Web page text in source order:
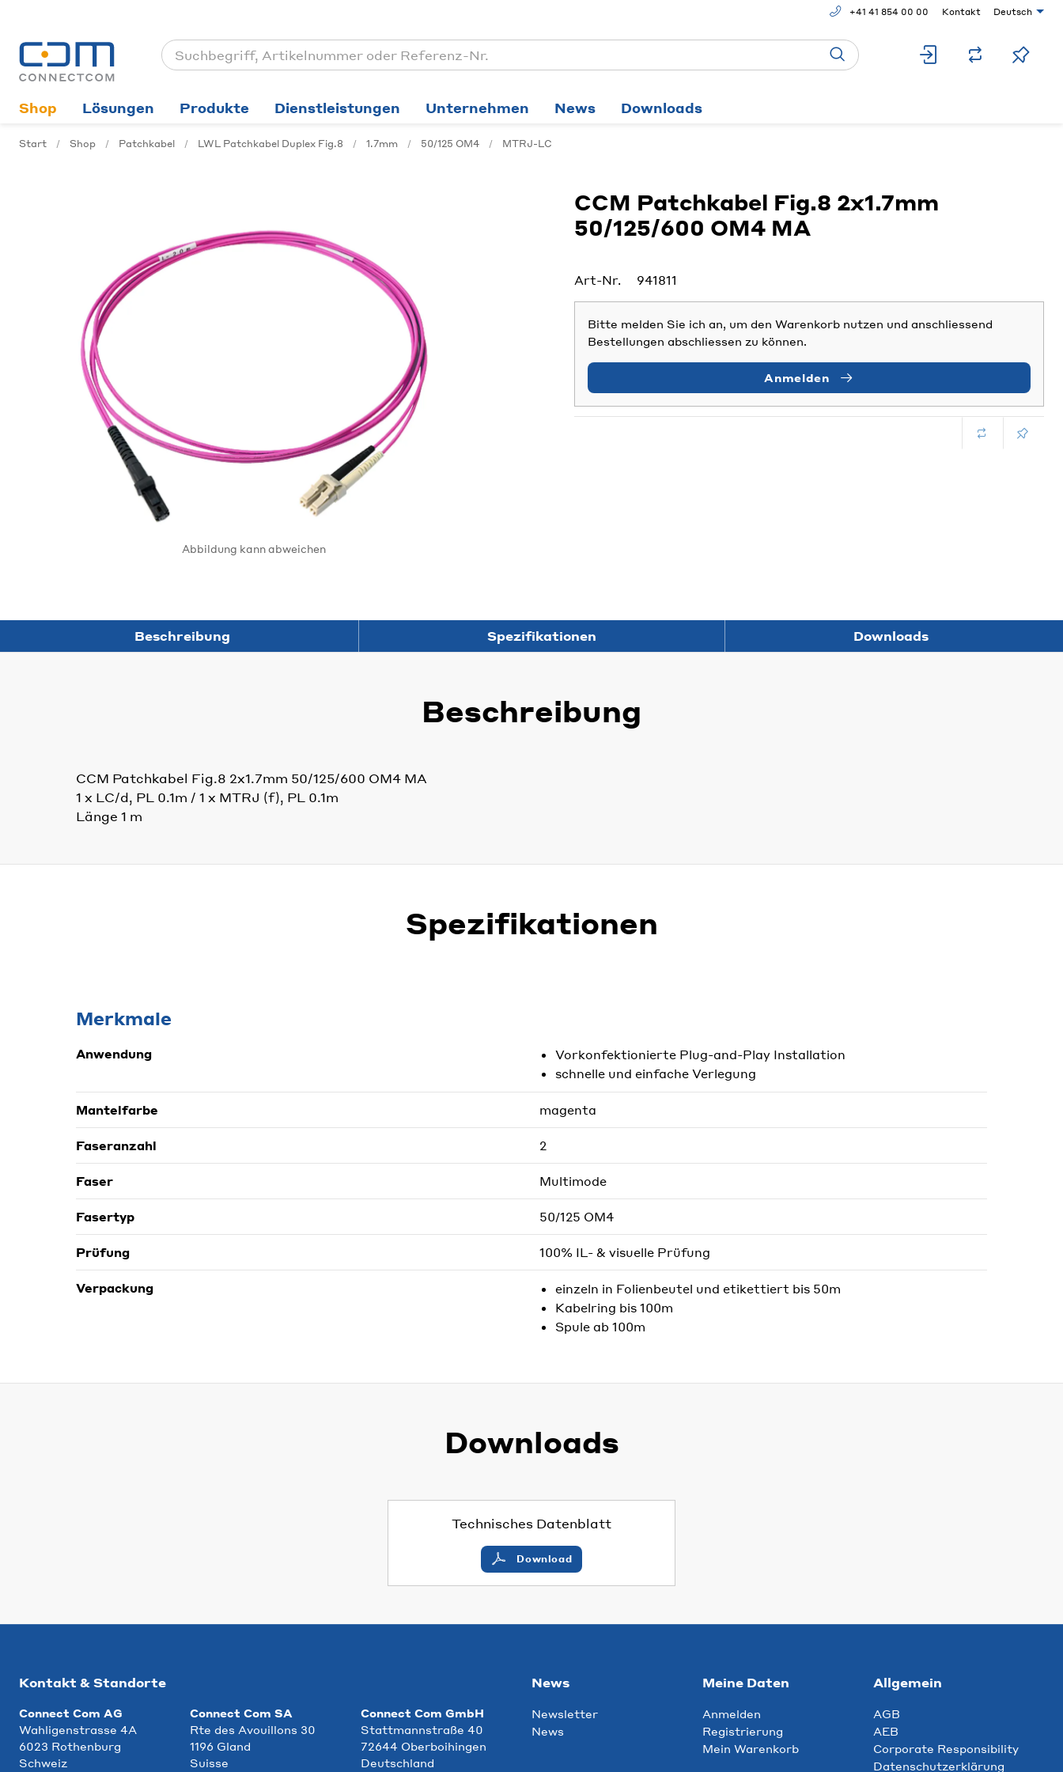
+41 41 854 00 00 Kontakt Deutsch
Shop Lösungen Produkte Dienstleistungen Unternehmen News Downloads
Start Shop Patchkabel LWL Patchkabel Duplex Fig.8 1.7mm 50/125 OM4 MTRJ-LC
Abbildung kann abweichen
CCM Patchkabel Fig.8 2x1.7mm
50/125/600 OM4 MA
Bitte melden Sie ich an, um den Warenkorb nutzen und anschliessend
Bestellungen abschliessen zu können.
Anmelden
Art-Nr. 941811
Beschreibung Spezifikationen Downloads
Beschreibung
CCM Patchkabel Fig.8 2x1.7mm 50/125/600 OM4 MA
1 x LC/d, PL 0.1m / 1 x MTRJ (f), PL 0.1m
Länge 1 m
Spezifikationen
Merkmale
Anwendung
Vorkonfektionierte Plug-and-Play Installation
schnelle und einfache Verlegung
Mantelfarbe magenta
Faseranzahl 2
Faser Multimode
Fasertyp 50/125 OM4
Prüfung 100% IL- & visuelle Prüfung
Verpackung
einzeln in Folienbeutel und etikettiert bis 50m
Kabelring bis 100m
Spule ab 100m
Downloads
Technisches Datenblatt
Download
Kontakt & Standorte
Connect Com AG
Wahligenstrasse 4A
6023 Rothenburg
Schweiz
Connect Com SA
Rte des Avouillons 30
1196 Gland
Suisse
Connect Com GmbH
Stattmannstraße 40
72644 Oberboihingen
Deutschland
News
Newsletter
News
Meine Daten
Anmelden
Registrierung
Mein Warenkorb
Allgemein
AGB
AEB
Corporate Responsibility
Datenschutzerklärung